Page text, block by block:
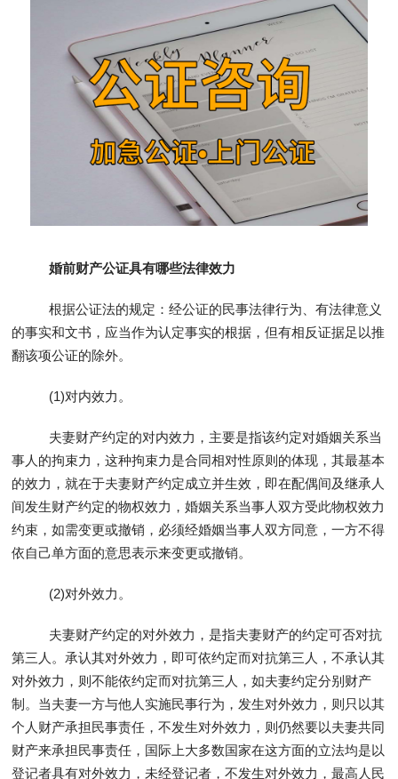
婚前财产公证具有哪些法律效力
根据公证法的规定：经公证的民事法律行为、有法律意义
的事实和文书，应当作为认定事实的根据，但有相反证据足以推
翻该项公证的除外。
(1)对内效力。
夫妻财产约定的对内效力，主要是指该约定对婚姻关系当
事人的拘束力，这种拘束力是合同相对性原则的体现，其最基本
的效力，就在于夫妻财产约定成立并生效，即在配偶间及继承人
间发生财产约定的物权效力，婚姻关系当事人双方受此物权效力
约束，如需变更或撤销，必须经婚姻当事人双方同意，一方不得
依自己单方面的意思表示来变更或撤销。
(2)对外效力。
夫妻财产约定的对外效力，是指夫妻财产的约定可否对抗
第三人。承认其对外效力，即可依约定而对抗第三人，不承认其
对外效力，则不能依约定而对抗第三人，如夫妻约定分别财产
制。当夫妻一方与他人实施民事行为，发生对外效力，则只以其
个人财产承担民事责任，不发生对外效力，则仍然要以夫妻共同
财产来承担民事责任，国际上大多数国家在这方面的立法均是以
登记者具有对外效力，未经登记者，不发生对外效力，最高人民